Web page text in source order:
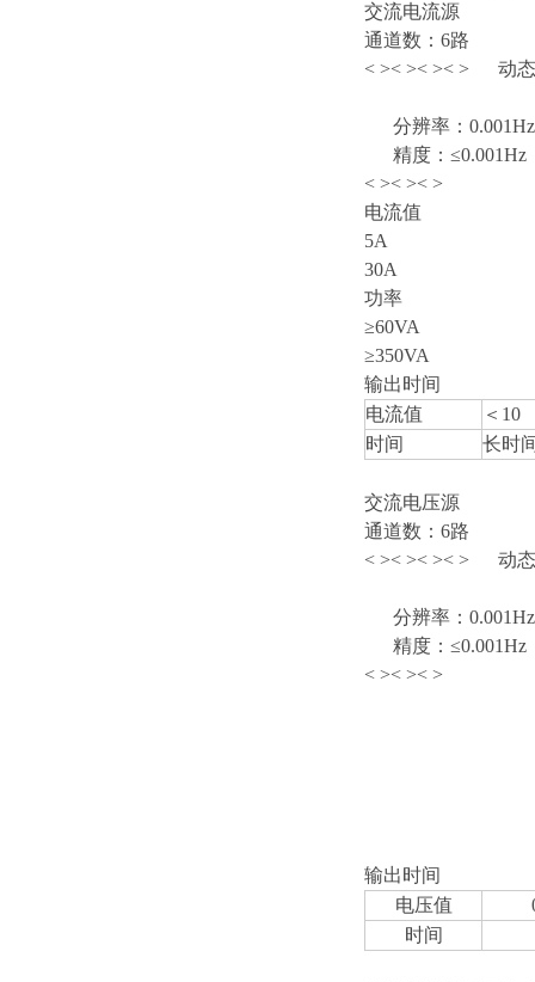
交流电流源
通道数：6路
< >< >< >< > 动态
分辨率：0.001Hz
精度：≤0.001Hz
< >< >< >
电流值
5A
30A
功率
≥60VA
≥350VA
输出时间
电流值
＜10
时间
长时
交流电压源
通道数：6路
< >< >< >< > 动态
分辨率：0.001Hz
精度：≤0.001Hz
< >< >< >
输出时间
电压值
时间